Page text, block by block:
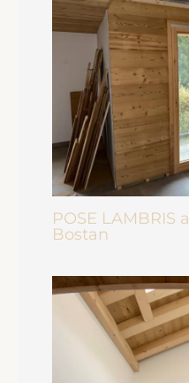
POSE LAMBRIS
Bostan